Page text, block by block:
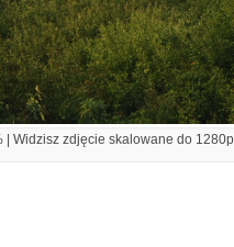
| Widzisz zdjęcie skalowane do